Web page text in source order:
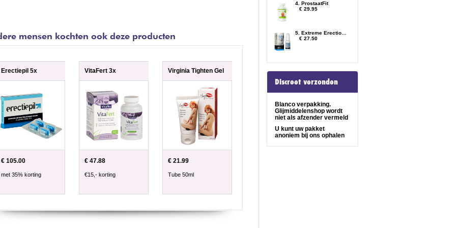
mensen kochten ook deze producten
Erectiepil 5x
€ 105.00
met 35% korting
VitaFert 3x
€ 47.88
€15,- korting
Virginia Tighten Gel
€ 21.99
Tube 50ml
4. ProstaatFit
€ 29.95
€ 27.50
Discreet verzonden
Blanco verpakking.
Glijmiddelenshop wordt
niet als afzender vermeld
U kunt uw pakket
anoniem bij ons ophalen